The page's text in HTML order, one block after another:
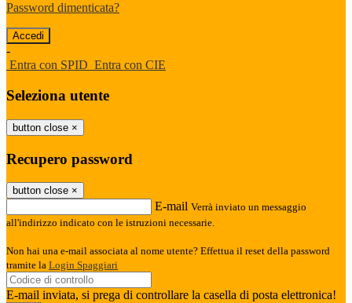
Password dimenticata?
-
Entra con SPID Entra con CIE
Seleziona utente
button close ×
Recupero password
button close ×
E-mail Verrà inviato un messaggio
all'indirizzo indicato con le istruzioni necessarie.
Non hai una e-mail associata al nome utente? Effettua il reset della password
tramite la Login Spaggiari
E-mail inviata, si prega di controllare la casella di posta elettronica!